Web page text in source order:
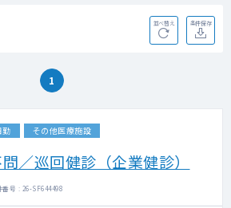
並べ替え 条件保存
1
勤 その他医療施設
／巡回健診（企業健診）
号 : 26-SF644498